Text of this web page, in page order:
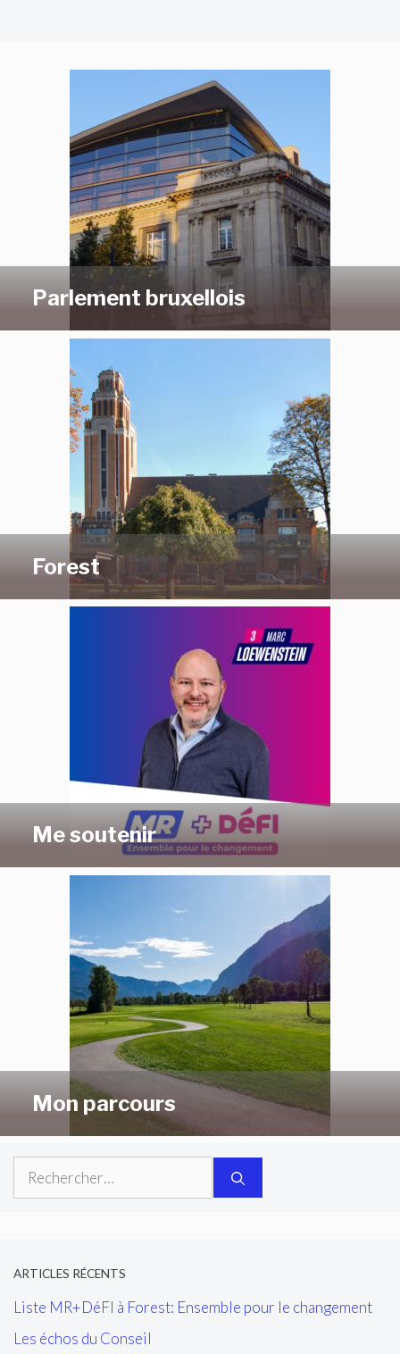
Parlement bruxellois
Forest
Me soutenir
Mon parcours
Rechercher :
ARTICLES RÉCENTS
Liste MR+DéFI à Forest: Ensemble pour le changement
Les échos du Conseil